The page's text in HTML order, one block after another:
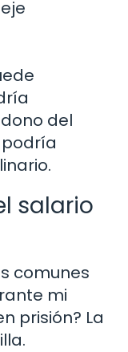
del
salario
comunes
mi
prisión? La